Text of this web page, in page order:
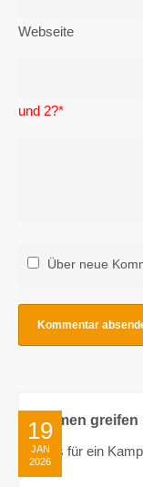
Webseite
und 2?*
Über neue
19
JAN
2026
Damen
Was für ein